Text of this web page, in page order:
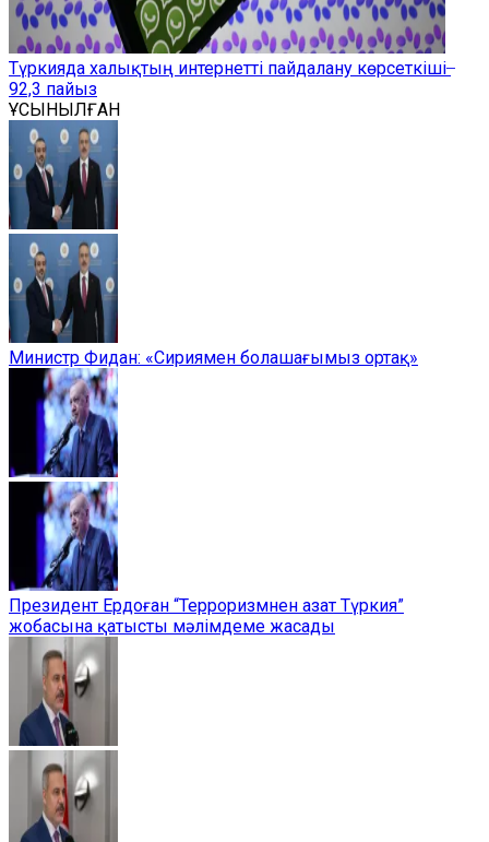
Түркияда халықтың интернетті пайдалану көрсеткіші ̶
92,3 пайыз
ҰСЫНЫЛҒАН
Министр Фидан: «Сириямен болашағымыз ортақ»
Президент Ердоған “Терроризмнен азат Түркия”
жобасына қатысты мәлімдеме жасады